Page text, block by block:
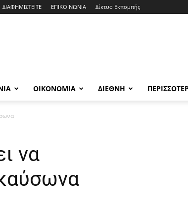
ΔΙΑΦΗΜΙΣΤΕΙΤΕ ΕΠΙΚΟΙΝΩΝΙΑ Δίκτυο Εκπομπής
ΟΙΚΟΝΟΜΙΑ ΔΙΕΘΝΗ
να